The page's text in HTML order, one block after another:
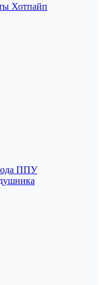
Хотпайп
ППУ